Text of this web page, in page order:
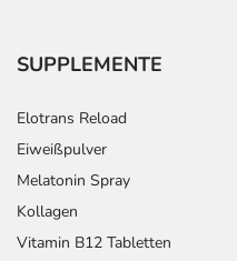
SUPPLEMENTE
Elotrans Reload
Eiweißpulver
Melatonin Spray
Kollagen
Vitamin B12 Tabletten